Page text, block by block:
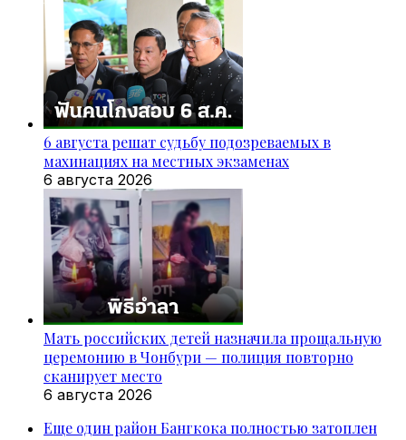
6 августа решат судьбу подозреваемых в
махинациях на местных экзаменах
6 августа 2026
Мать российских детей назначила прощальную
церемонию в Чонбури — полиция повторно
сканирует место
6 августа 2026
Еще один район Бангкока полностью затоплен